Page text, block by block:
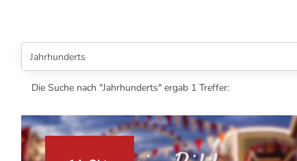
Die Suche nach "Jahrhunderts" ergab 1 Treffer: